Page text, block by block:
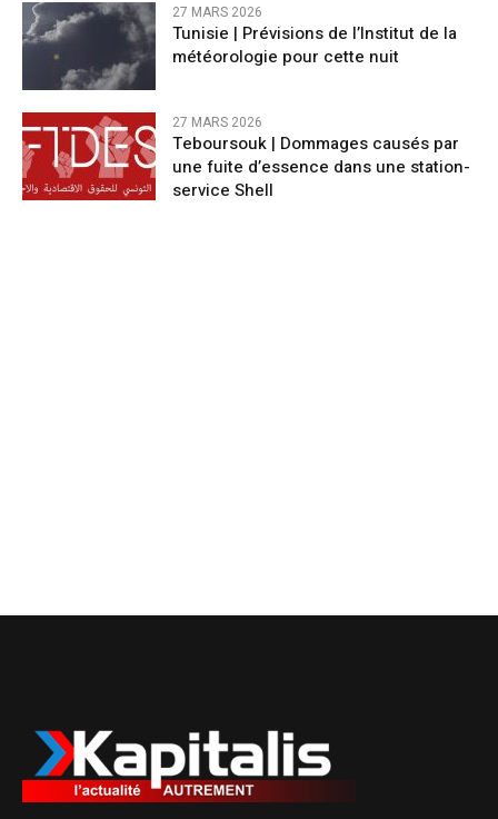
27 MARS 2026
Tunisie | Prévisions de l’Institut de la
météorologie pour cette nuit
27 MARS 2026
Teboursouk | Dommages causés par
une fuite d’essence dans une station-
service Shell